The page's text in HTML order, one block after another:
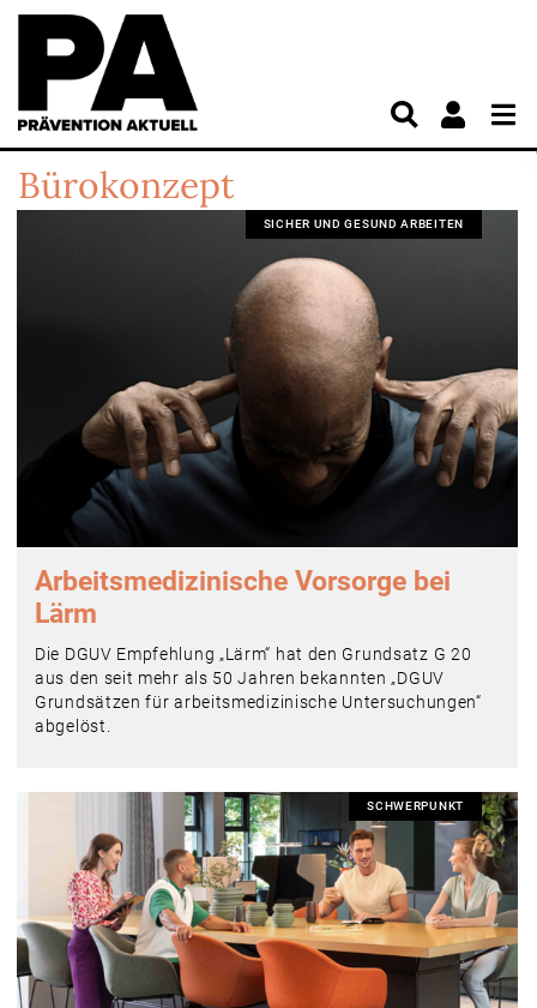
Bürokonzept
SICHER UND GESUND ARBEITEN
Arbeitsmedizinische Vorsorge bei
Lärm
Die DGUV Empfehlung „Lärm“ hat den Grundsatz G 20
aus den seit mehr als 50 Jahren bekannten „DGUV
Grundsätzen für arbeitsmedizinische Untersuchungen“
abgelöst.
SCHWERPUNKT